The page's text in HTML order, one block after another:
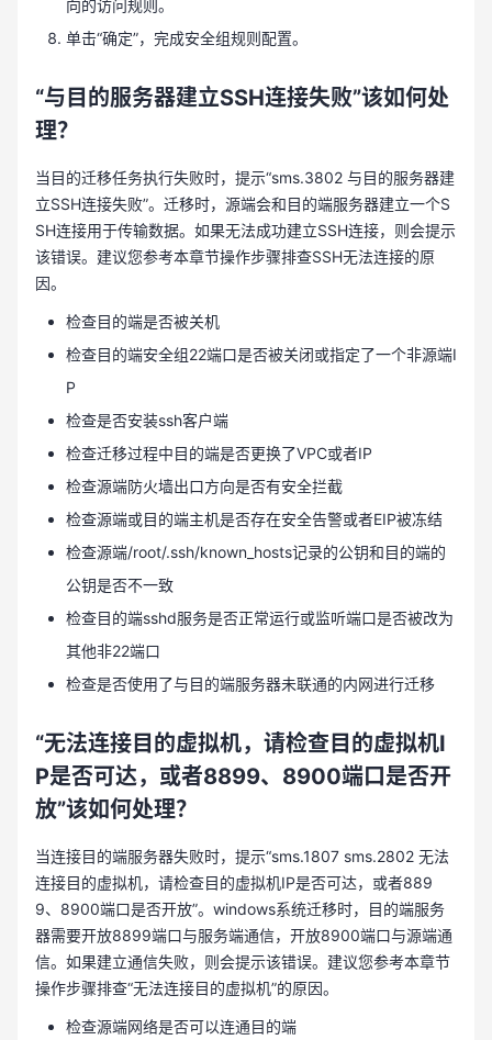
向的访问规则。
单击“确定”，完成安全组规则配置。
“与目的服务器建立SSH连接失败”该如何处
理？
当目的迁移任务执行失败时，提示“sms.3802 与目的服务器建
立SSH连接失败”。迁移时，源端会和目的端服务器建立一个S
SH连接用于传输数据。如果无法成功建立SSH连接，则会提示
该错误。建议您参考本章节操作步骤排查SSH无法连接的原
因。
检查目的端是否被关机
检查目的端安全组22端口是否被关闭或指定了一个非源端I
P
检查是否安装ssh客户端
检查迁移过程中目的端是否更换了VPC或者IP
检查源端防火墙出口方向是否有安全拦截
检查源端或目的端主机是否存在安全告警或者EIP被冻结
检查源端/root/.ssh/known_hosts记录的公钥和目的端的
公钥是否不一致
检查目的端sshd服务是否正常运行或监听端口是否被改为
其他非22端口
检查是否使用了与目的端服务器未联通的内网进行迁移
“无法连接目的虚拟机，请检查目的虚拟机I
P是否可达，或者8899、8900端口是否开
放”该如何处理？
当连接目的端服务器失败时，提示“sms.1807 sms.2802 无法
连接目的虚拟机，请检查目的虚拟机IP是否可达，或者889
9、8900端口是否开放”。windows系统迁移时，目的端服务
器需要开放8899端口与服务端通信，开放8900端口与源端通
信。如果建立通信失败，则会提示该错误。建议您参考本章节
操作步骤排查“无法连接目的虚拟机”的原因。
检查源端网络是否可以连通目的端